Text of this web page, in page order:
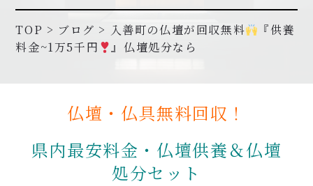
協力店募集について
0120-962-856
TOP > ブログ > 入善町の仏壇が回収無料
『供養
料金~1万5千円
』仏壇処分なら
仏壇・仏具無料回収！
県内最安料金・ 仏壇供養＆仏壇
処分セット